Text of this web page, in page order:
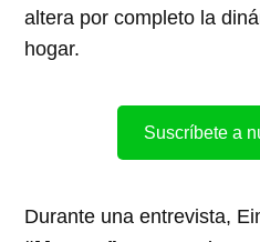
altera por completo la
hogar.
Suscríbete a
Durante una entrevista,